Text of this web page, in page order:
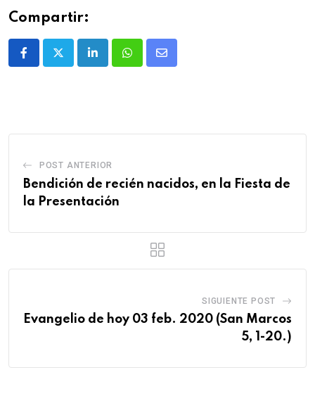
Compartir:
POST ANTERIOR
Bendición de recién nacidos, en la Fiesta de
la Presentación
SIGUIENTE POST
Evangelio de hoy 03 feb. 2020 (San Marcos
5, 1-20.)